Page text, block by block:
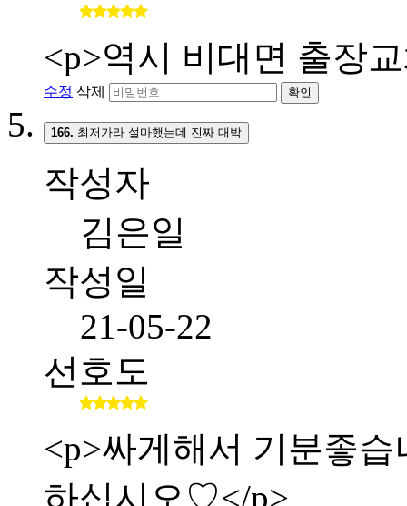
<p>역시 비대면 출장
수정 삭제 확인
166. 최저가라 설마했는데 진짜 대박
작성자
김은일
작성일
21-05-22
선호도
<p>싸게해서 기분좋습
하십시오♡</p>